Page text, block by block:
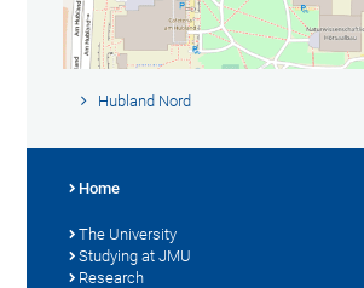
Hubland Nord
Home
The University
Studying at JMU
Research